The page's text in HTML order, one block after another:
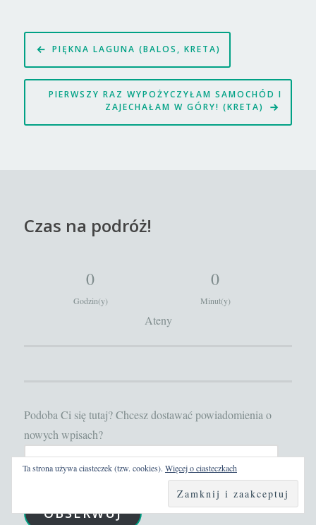
Nawigacja
wpisu
PIĘKNA LAGUNA (BALOS, KRETA)
PIERWSZY RAZ WYPOŻYCZYŁAM SAMOCHÓD I
ZAJECHAŁAM W GÓRY! (KRETA)
Czas na podróż!
0
Godzin(y)
0
Minut(y)
Ateny
Podoba Ci się tutaj? Chcesz dostawać powiadomienia o
nowych wpisach?
Wpisz
adres
mailOBSERWUJ
Ta strona używa ciasteczek (tzw. cookies). Więcej o ciasteczkach